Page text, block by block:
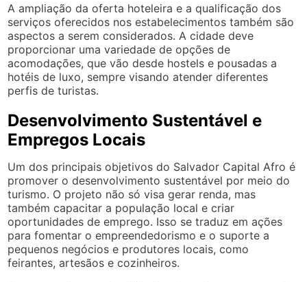
A ampliação da oferta hoteleira e a qualificação dos
serviços oferecidos nos estabelecimentos também são
aspectos a serem considerados. A cidade deve
proporcionar uma variedade de opções de
acomodações, que vão desde hostels e pousadas a
hotéis de luxo, sempre visando atender diferentes
perfis de turistas.
Desenvolvimento Sustentável e
Empregos Locais
Um dos principais objetivos do Salvador Capital Afro é
promover o desenvolvimento sustentável por meio do
turismo. O projeto não só visa gerar renda, mas
também capacitar a população local e criar
oportunidades de emprego. Isso se traduz em ações
para fomentar o empreendedorismo e o suporte a
pequenos negócios e produtores locais, como
feirantes, artesãos e cozinheiros.